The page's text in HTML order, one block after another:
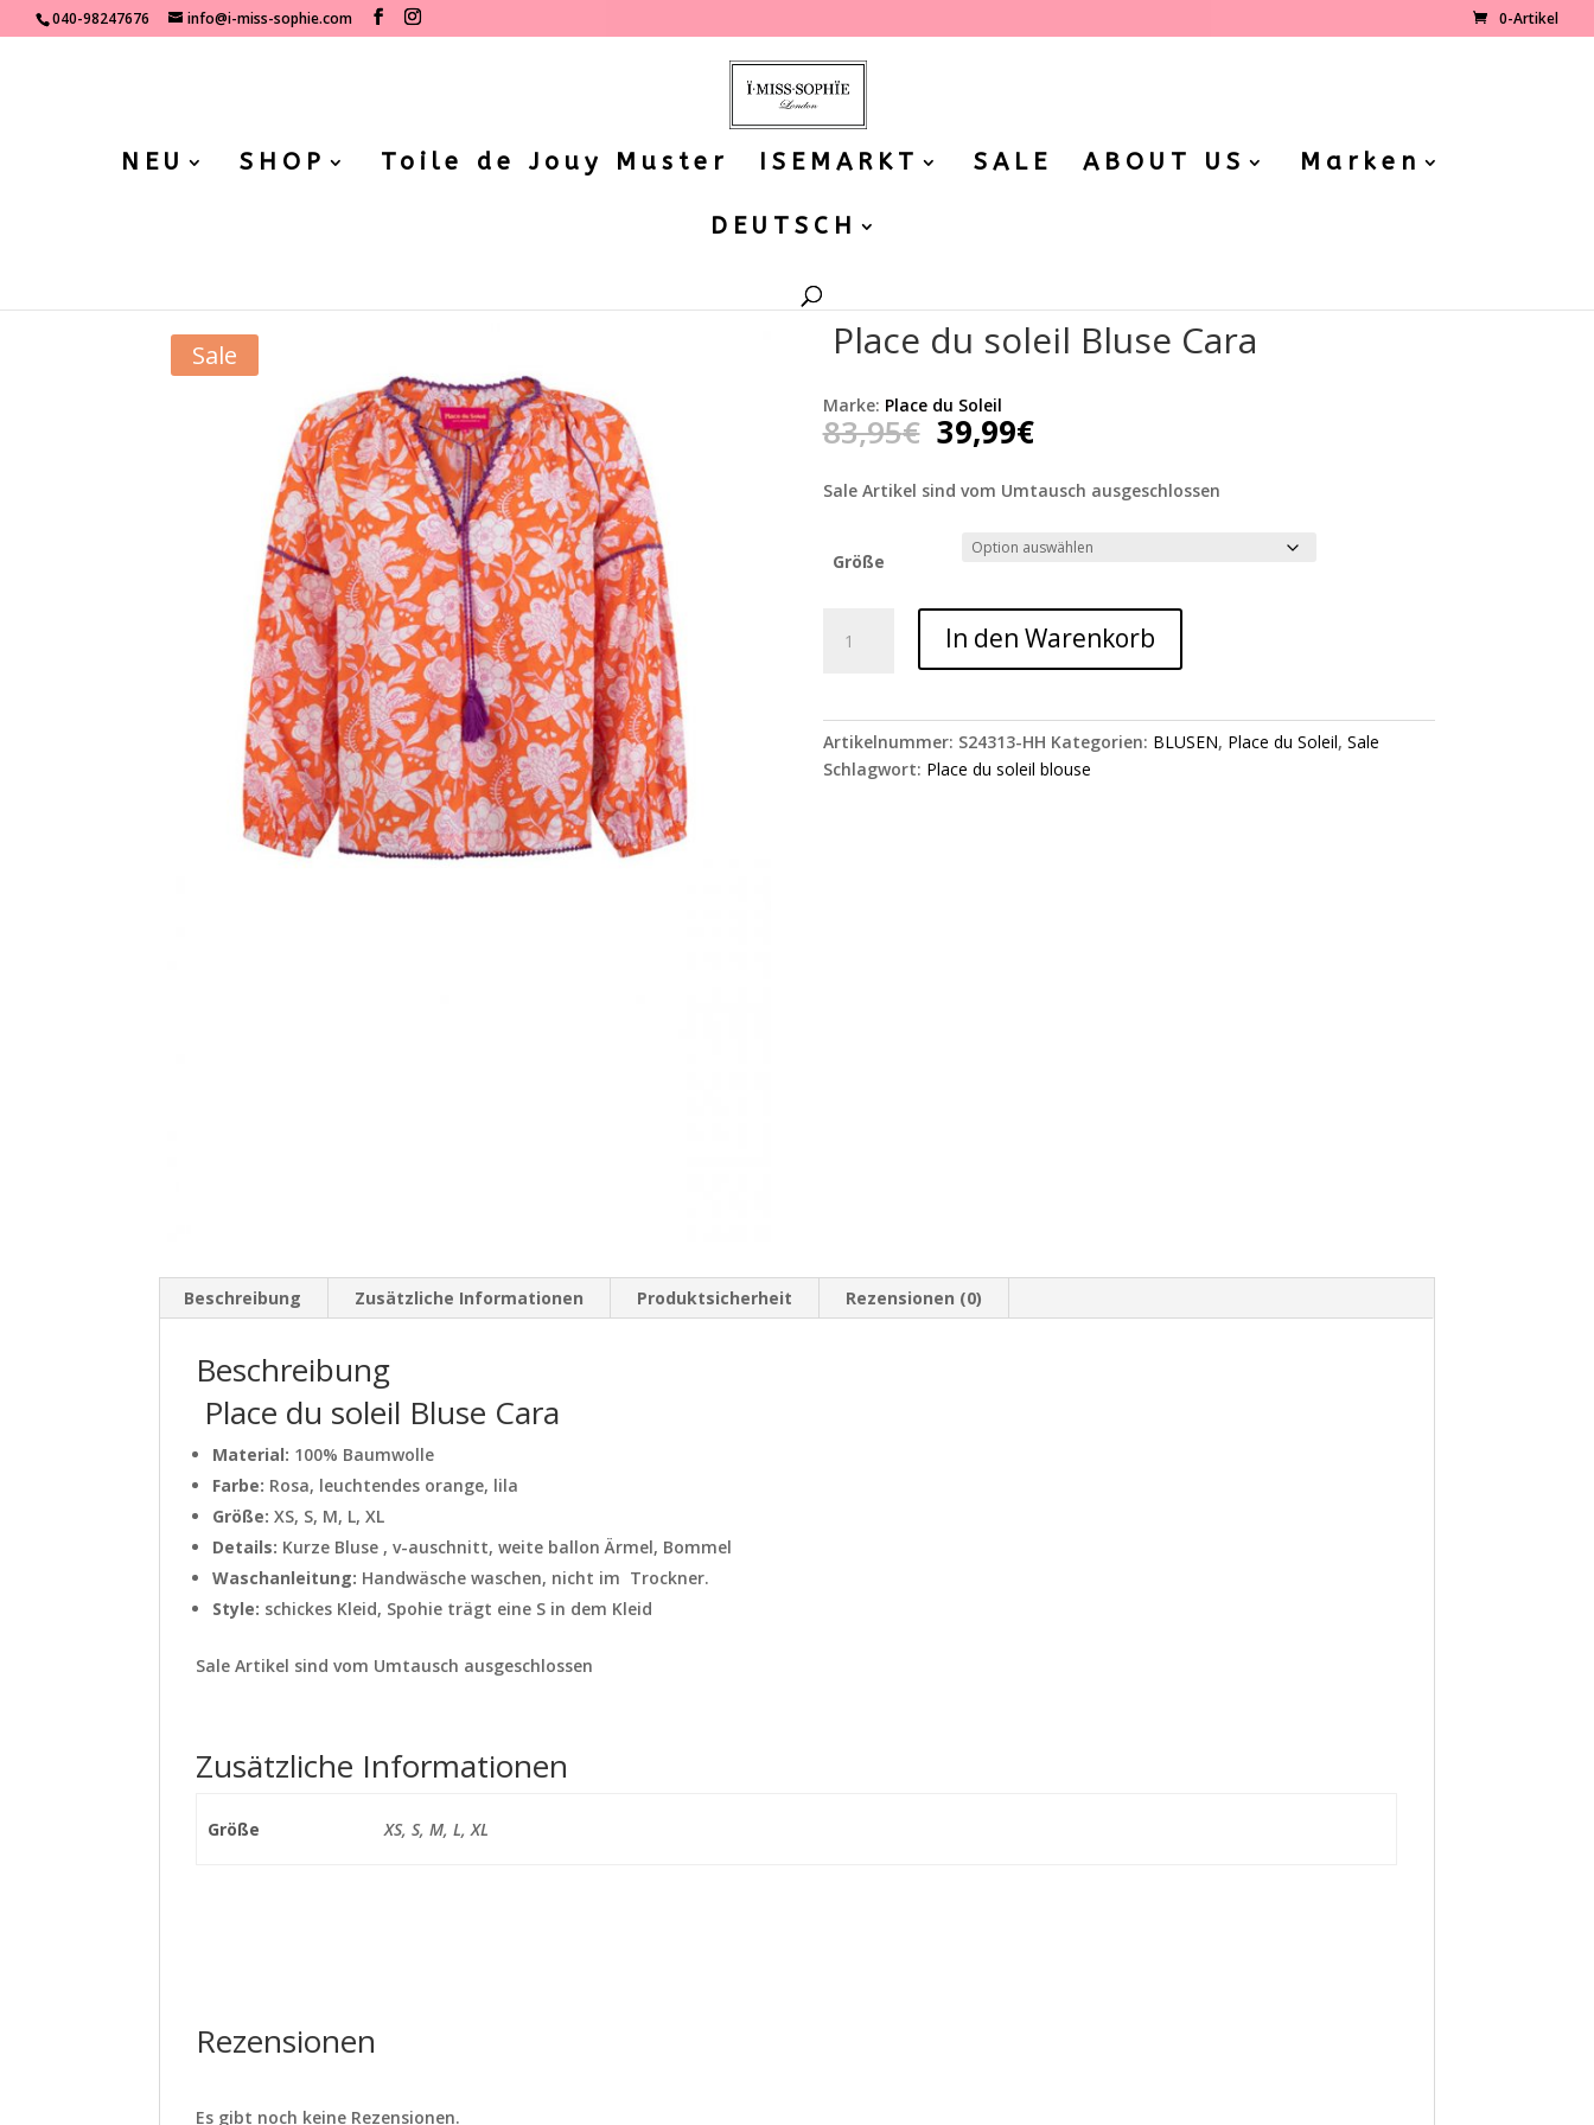
040-98247676 info@i-miss-sophie.com 0-Artikel
NEU SHOP Toile de Jouy Muster ISEMARKT SALE ABOUT US Marken
DEUTSCH
Sale Place du soleil Bluse Cara
Marke: Place du Soleil
83,95€ Ursprünglicher
Preis
war:
39,99€Aktueller
Preis
ist:
39,99€.
Sale Artikel sind vom Umtausch ausgeschlossen
Größe
Cara
Menge
In den Warenkorb
Artikelnummer: S24313-HH Kategorien: BLUSEN, Place du Soleil, Sale
Schlagwort: Place du soleil blouse
Beschreibung Zusätzliche Informationen Produktsicherheit Rezensionen (0)
Beschreibung
Place du soleil Bluse Cara
Material: 100% Baumwolle
Farbe: Rosa, leuchtendes orange, lila
Größe: XS, S, M, L, XL
Details: Kurze Bluse , v-auschnitt, weite ballon Ärmel, Bommel
Waschanleitung: Handwäsche waschen, nicht im Trockner.
Style: schickes Kleid, Spohie trägt eine S in dem Kleid
Sale Artikel sind vom Umtausch ausgeschlossen
Zusätzliche Informationen
Größe XS, S, M, L, XL
Rezensionen
Es gibt noch keine Rezensionen.